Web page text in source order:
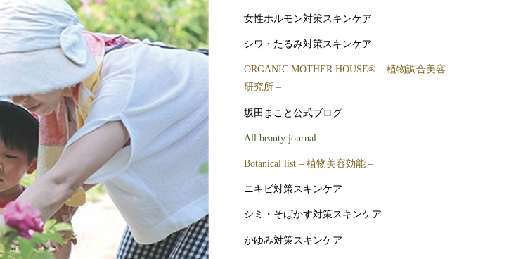
女性ホルモン対策スキンケア
シワ・たるみ対策スキンケア
ORGANIC MOTHER HOUSE®︎ – 植物調合美容
研究所 –
坂田まこと公式ブログ
All beauty journal
Botanical list – 植物美容効能 –
ニキビ対策スキンケア
シミ・そばかす対策スキンケア
かゆみ対策スキンケア